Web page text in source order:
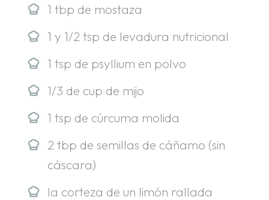
1 tbp de mostaza
1 y 1/2 tsp de levadura nutricional
1 tsp de psyllium en polvo
1/3 de cup de mijo
1 tsp de cúrcuma molida
2 tbp de semillas de cáñamo (sin
cáscara)
la corteza de un limón rallada